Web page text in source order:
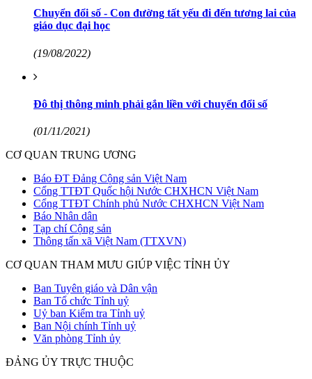
Chuyển đổi số - Con đường tất yếu đi đến tương lai của
giáo dục đại học
(19/08/2022)
Đô thị thông minh phải gắn liền với chuyển đổi số
(01/11/2021)
CƠ QUAN TRUNG ƯƠNG
Báo ĐT Đảng Cộng sản Việt Nam
Cổng TTĐT Quốc hội Nước CHXHCN Việt Nam
Cổng TTĐT Chính phủ Nước CHXHCN Việt Nam
Báo Nhân dân
Tạp chí Cộng sản
Thông tấn xã Việt Nam (TTXVN)
CƠ QUAN THAM MƯU GIÚP VIỆC TỈNH ỦY
Ban Tuyên giáo và Dân vận
Ban Tổ chức Tỉnh uỷ
Uỷ ban Kiểm tra Tỉnh uỷ
Ban Nội chính Tỉnh uỷ
Văn phòng Tỉnh ủy
ĐẢNG ỦY TRỰC THUỘC